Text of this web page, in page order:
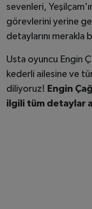
sevenleri,
görevlerini yerine
detaylarını merakla
Usta oyuncu Engin
kederli ailesine ve
diliyoruz! Engin
ilgili tüm detaylar